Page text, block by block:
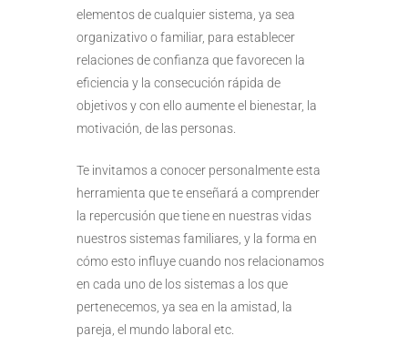
elementos de cualquier sistema, ya sea
organizativo o familiar, para establecer
relaciones de confianza que favorecen la
eficiencia y la consecución rápida de
objetivos y con ello aumente el bienestar, la
motivación, de las personas.
Te invitamos a conocer personalmente esta
herramienta que te enseñará a comprender
la repercusión que tiene en nuestras vidas
nuestros sistemas familiares, y la forma en
cómo esto influye cuando nos relacionamos
en cada uno de los sistemas a los que
pertenecemos, ya sea en la amistad, la
pareja, el mundo laboral etc.